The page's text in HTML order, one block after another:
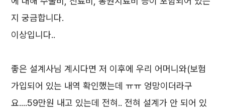
지 궁금합니다.
이상입니다..
좋은 설계사님 계시다면 저 이후에 우리 어머니와(보험
가입되어 있는 내역 확인했는데 ㅠㅠ 엉망이더라구
요....59만원 내고 있는데 전혀.. 전혀 설계가 안 되어 있